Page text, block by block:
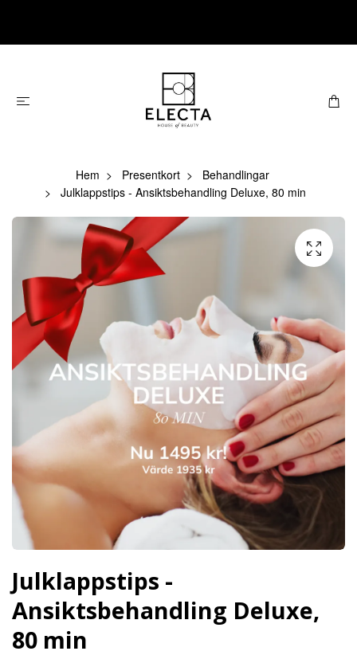
Hem Presentkort
Behandlingar
Julklappstips - Ansiktsbehandling Deluxe, 80 min
Julklappstips -
Ansiktsbehandling Deluxe,
80 min